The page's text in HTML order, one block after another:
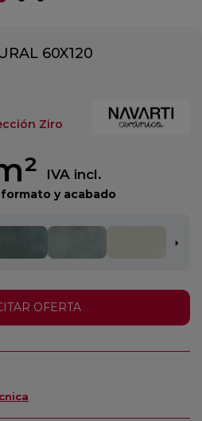
60X120
Ziro
IVA incl.
y acabado
OFERTA